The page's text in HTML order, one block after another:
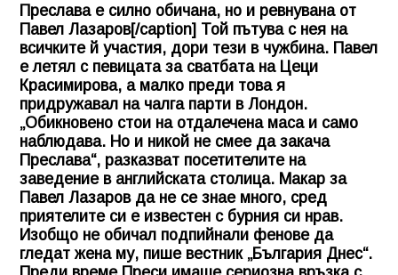
Преслава е силно обичана, но и ревнувана от
Павел Лазаров[/caption] Той пътува с нея на
всичките й участия, дори тези в чужбина. Павел
е летял с певицата за сватбата на Цеци
Красимирова, а малко преди това я
придружавал на чалга парти в Лондон.
„Обикновено стои на отдалечена маса и само
наблюдава. Но и никой не смее да закача
Преслава“, разказват посетителите на
заведение в английската столица. Макар за
Павел Лазаров да не се знае много, сред
приятелите си е известен с бурния си нрав.
Изобщо не обичал подпийнали фенове да
гледат жена му, пише вестник „България Днес“.